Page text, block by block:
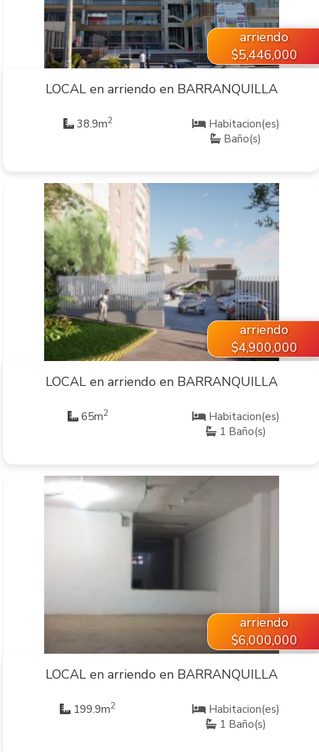
arriendo
$5,446,000
LOCAL en arriendo en BARRANQUILLA
38.9m2
Habitacion(es)
Baño(s)
VER INMUEBLE
arriendo
$4,900,000
LOCAL en arriendo en BARRANQUILLA
65m2
Habitacion(es)
1 Baño(s)
VER INMUEBLE
arriendo
$6,000,000
LOCAL en arriendo en BARRANQUILLA
199.9m2
Habitacion(es)
1 Baño(s)